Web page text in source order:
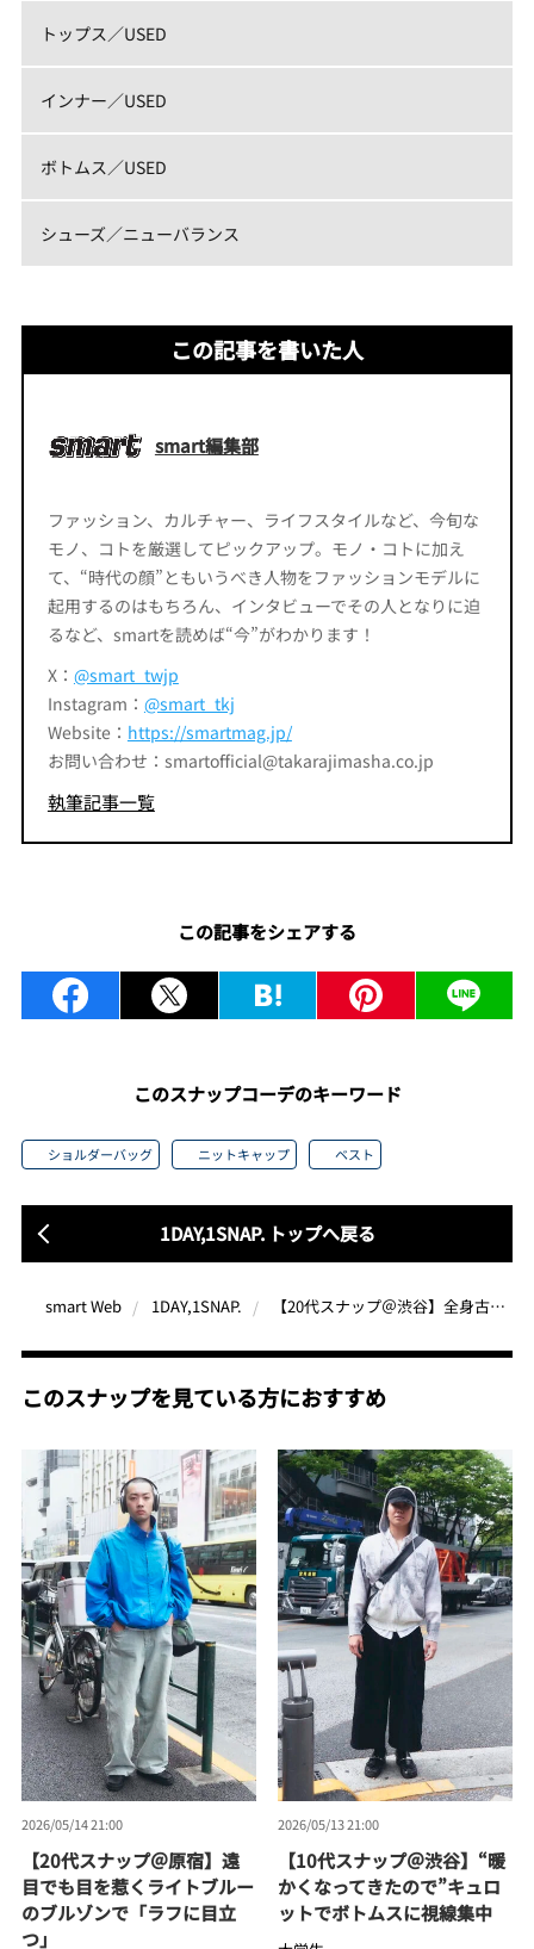
トップス／USED
インナー／USED
ボトムス／USED
シューズ／ニューバランス
この記事を書いた人
smart編集部
ファッション、カルチャー、ライフスタイルなど、今旬な
モノ、コトを厳選してピックアップ。モノ・コトに加え
て、“時代の顔”ともいうべき人物をファッションモデルに
起用するのはもちろん、インタビューでその人となりに迫
るなど、smartを読めば“今”がわかります！
X： @smart_twjp
Instagram： @smart_tkj
Website： https://smartmag.jp/
お問い合わせ：smartofficial@takarajimasha.co.jp
執筆記事一覧
この記事をシェアする
このスナップコーデのキーワード
ショルダーバッグ ニットキャップ ベスト
1DAY,1SNAP. トップへ戻る
smart Web 1DAY,1SNAP. 【20代スナップ＠渋谷】全身古着のオールブラックコーデは丈感とシルエットがポイント
このスナップを見ている方におすすめ
2026/05/14 21:00
【20代スナップ＠原宿】遠
目でも目を惹くライトブルー
のブルゾンで「ラフに目立
つ」
2026/05/13 21:00
【10代スナップ＠渋谷】“暖
かくなってきたので”キュロ
ットでボトムスに視線集中